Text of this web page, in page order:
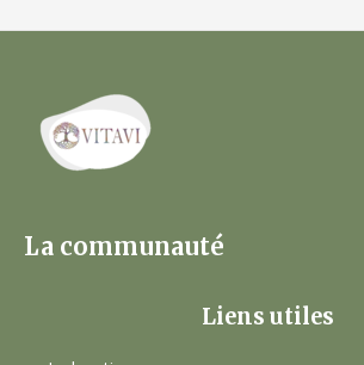
La communauté
Liens utiles